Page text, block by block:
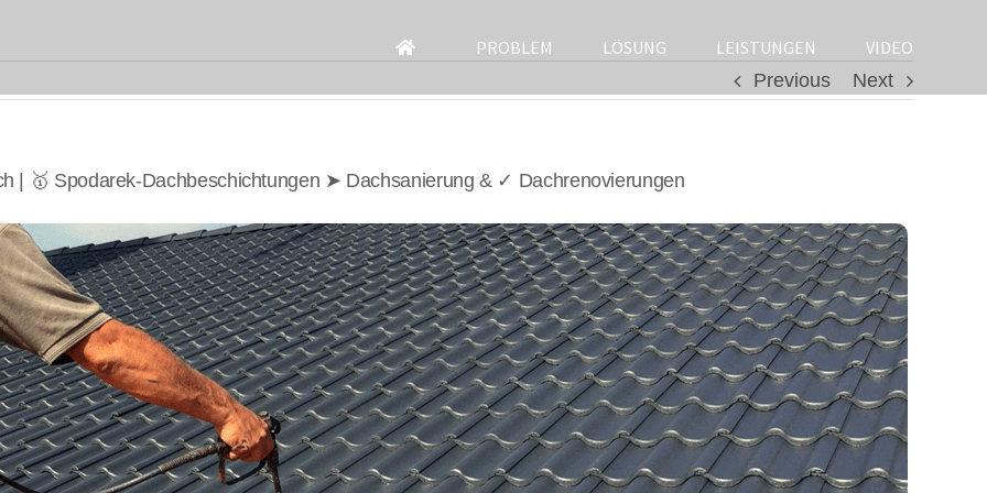
for:
PROBLEM LÖSUNG LEISTUNGEN
VIDEO
Previous
Next
| 🥇 Spodarek-Dachbeschichtungen ➤ Dachsanierung & ✓ Dachrenovierungen